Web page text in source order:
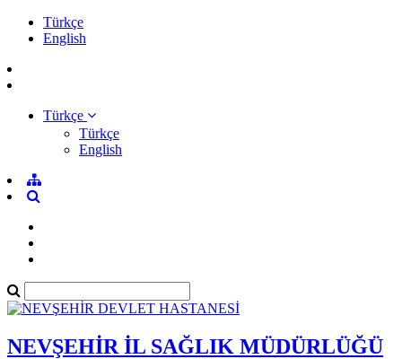
Türkçe
English
Türkçe
Türkçe
English
NEVŞEHİR İL SAĞLIK MÜDÜRLÜĞÜ